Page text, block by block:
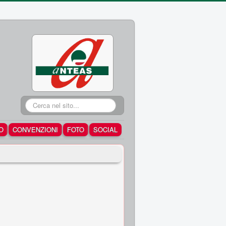
Cerca...
CONVENZIONI FOTO SOCIAL